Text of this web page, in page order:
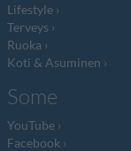
Lifestyle
Terveys
Ruoka
Koti & Asuminen
Some
YouTube
Facebook